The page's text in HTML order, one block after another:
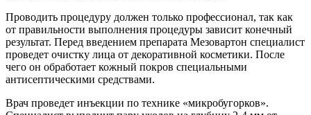
Проводить процедуру должен только профессионал, так как
от правильности выполнения процедуры зависит конечный
результат. Перед введением препарата Мезовартон специалист
проведет очистку лица от декоративной косметики. После
чего он обработает кожный покров специальными
антисептическими средствами.
Врач проведет инъекции по технике «микробугорков».